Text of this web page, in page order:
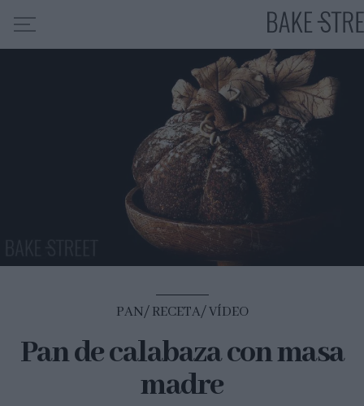
HOME
INDICE DE RECETAS
COLABORO CON
SOBRE MÍ
MIS CURSOS
CONTACTO
ES EN
PAN RECETA VÍDEO
Pan de calabaza con masa
madre